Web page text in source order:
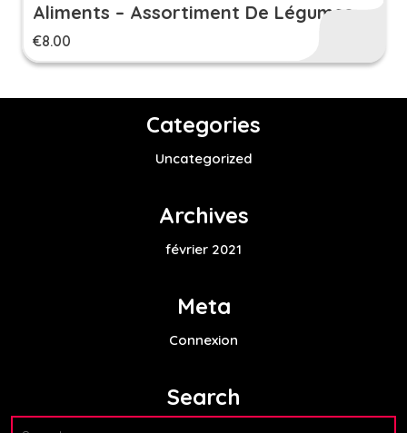
Aliments – Assortiment De Légumes
€8.00
Categories
Uncategorized
Archives
février 2021
Meta
Connexion
Search